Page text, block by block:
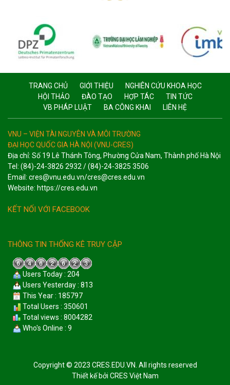
TRANG CHỦ GIỚI THIỆU
NGHIÊN CỨU KHOA HỌC
HỘI THẢO
ĐÀO TẠO HỢP TÁC
TIN TỨC
VB PHÁP LUẬT
BA CÔNG KHAI LIÊN HỆ
VNU – VIỆN TÀI NGUYÊN VÀ MÔI TRƯỜNG
ĐẠI HỌC QUỐC GIA HÀ NỘI (VNU-CRES)
Địa chỉ: Số 19 Lê Thánh Tông, Phường Cửa Nam, Thành phố Hà Nội
Tel: (84)-24-3826 2932 / (84)-24-3825 3506
Email: cres@vnu.edu.vn/cres@cres.edu.vn
Website: https://cres.edu.vn
KẾT NỐI VỚI FACEBOOK
THÔNG TIN THỐNG KÊ TRUY CẬP
Users Today : 204
Users Yesterday : 813
This Year : 185797
Total Users : 350601
Total views : 8004282
Who's Online : 9
Copyright © 2023 CRES.EDU.VN. All rights reserved
Thiết kế bởi CRES Việt Nam